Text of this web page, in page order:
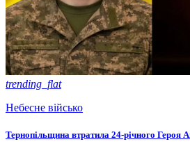
trending_flat
Небесне військо
Тернопільщина втратила 24-річного Героя